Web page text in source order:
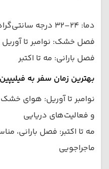
دما: ۲۴–۳۲ درجه سانتی‌گراد
فصل خشک: نوامبر تا آوریل
فصل بارانی: مه تا اکتبر
بهترین زمان سفر به فیلیپین
نوامبر تا آوریل: هوای
و فعالیت‌های دریایی
مه تا اکتبر: فصل بارانی،
ماجراجویی